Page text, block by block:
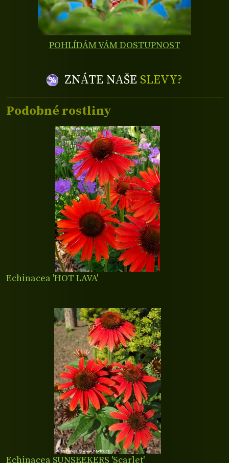
POHLÍDÁM VÁM DOSTUPNOST
ZNÁTE NAŠE SLEVY?
Podobné rostliny
Echinacea 'HOT LAVA'
Echinacea SUNSEEKERS 'Scarlet'